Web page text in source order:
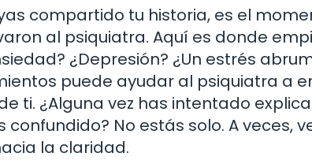
compartido tu historia, es el
al psiquiatra. Aquí es donde
¿Depresión? ¿Un estrés
puede ayudar al psiquiatra a
ti. ¿Alguna vez has intentado
No estás solo. A veces,
la claridad.